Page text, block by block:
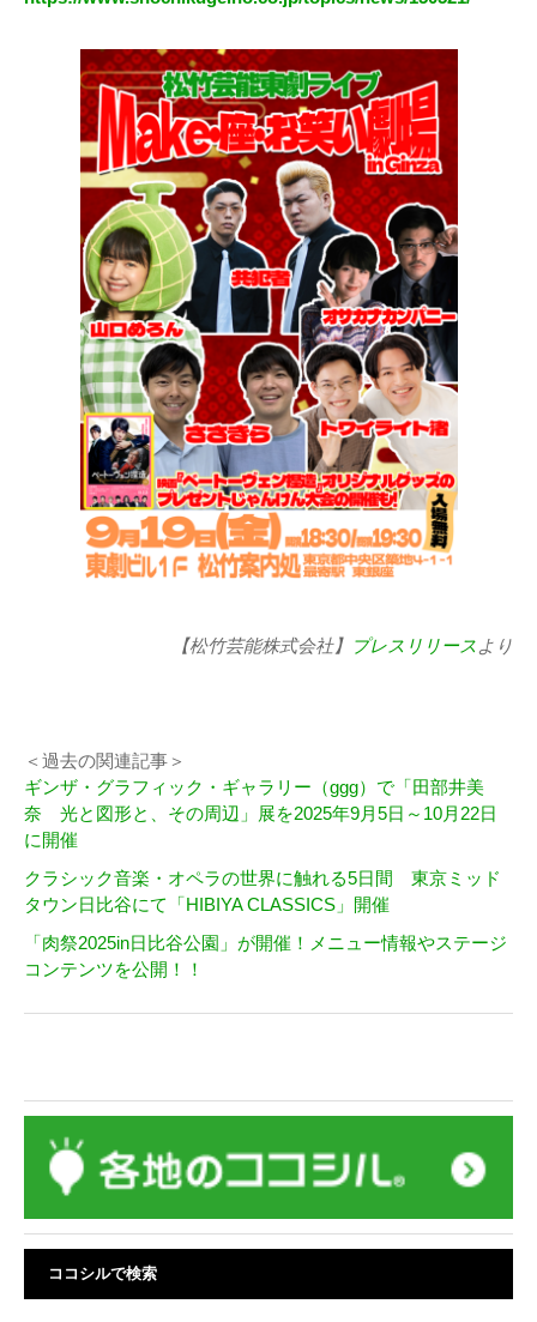
【松竹芸能株式会社】 プレスリリースより
＜過去の関連記事＞
ギンザ・グラフィック・ギャラリー（ggg）で「田部井美
奈 光と図形と、その周辺」展を2025年9月5日～10月22日
に開催
クラシック音楽・オペラの世界に触れる5日間 東京ミッド
タウン日比谷にて「HIBIYA CLASSICS」開催
「肉祭2025in日比谷公園」が開催！メニュー情報やステージ
コンテンツを公開！！
ココシルで検索